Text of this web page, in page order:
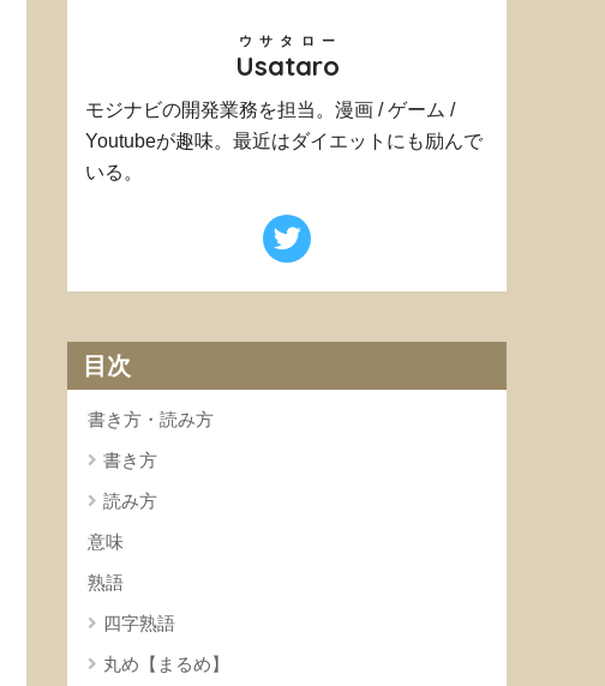
Usataro
ウサタロー
モジナビの開発業務を担当。漫画 / ゲーム /
Youtubeが趣味。最近はダイエットにも励んで
いる。
目次
書き方・読み方
書き方
読み方
意味
熟語
四字熟語
丸め【まるめ】